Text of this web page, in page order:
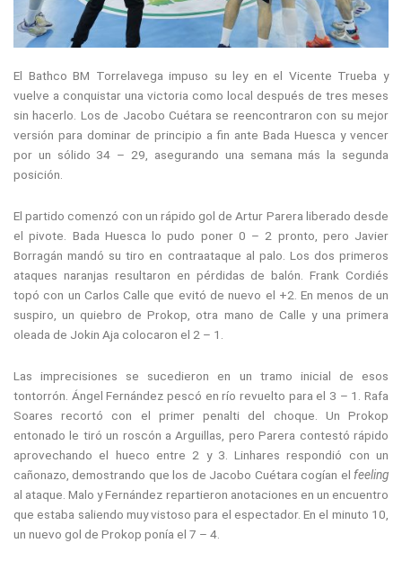
El Bathco BM Torrelavega impuso su ley en el Vicente Trueba y
vuelve a conquistar una victoria como local después de tres meses
sin hacerlo. Los de Jacobo Cuétara se reencontraron con su mejor
versión para dominar de principio a fin ante Bada Huesca y vencer
por un sólido 34 – 29, asegurando una semana más la segunda
posición.
El partido comenzó con un rápido gol de Artur Parera liberado desde
el pivote. Bada Huesca lo pudo poner 0 – 2 pronto, pero Javier
Borragán mandó su tiro en contraataque al palo. Los dos primeros
ataques naranjas resultaron en pérdidas de balón. Frank Cordiés
topó con un Carlos Calle que evitó de nuevo el +2. En menos de un
suspiro, un quiebro de Prokop, otra mano de Calle y una primera
oleada de Jokin Aja colocaron el 2 – 1.
Las imprecisiones se sucedieron en un tramo inicial de esos
tontorrón. Ángel Fernández pescó en río revuelto para el 3 – 1. Rafa
Soares recortó con el primer penalti del choque. Un Prokop
entonado le tiró un roscón a Arguillas, pero Parera contestó rápido
aprovechando el hueco entre 2 y 3. Linhares respondió con un
cañonazo, demostrando que los de Jacobo Cuétara cogían el feeling
al ataque. Malo y Fernández repartieron anotaciones en un encuentro
que estaba saliendo muy vistoso para el espectador. En el minuto 10,
un nuevo gol de Prokop ponía el 7 – 4.